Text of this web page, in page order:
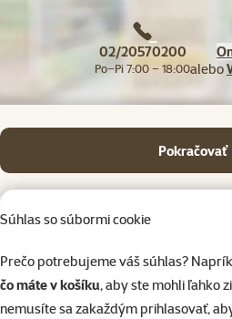
Súhlas so súbormi cookie
Prečo potrebujeme váš súhlas?
čo máte v košíku, aby ste mohli ľahko
nemusíte sa zakaždým prihlasovať,
02/20570200
Po–Pi 7:00 – 18:00alebo
Pokračovať
Napíšte nám
eshop@superzoo.sk